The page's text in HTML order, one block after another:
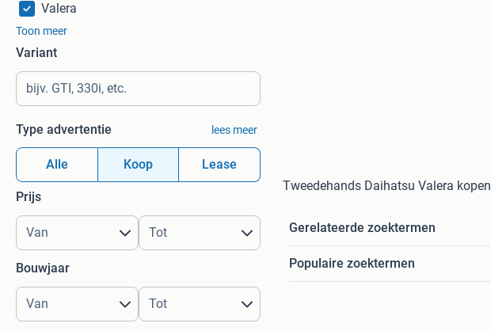
Valera
Toon meer
Variant
Type advertentie lees meer
Alle Koop Lease
Prijs
Bouwjaar
Tweedehands Daihatsu Valera kopen
Gerelateerde zoektermen
Populaire zoektermen